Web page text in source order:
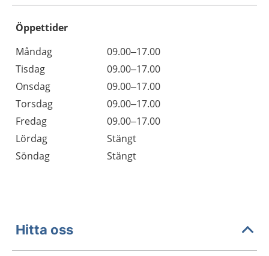
Öppettider
Dag
Öppettider
Kommentarer
Måndag
09.00–17.00
Tisdag
09.00–17.00
Onsdag
09.00–17.00
Torsdag
09.00–17.00
Fredag
09.00–17.00
Lördag
Stängt
Söndag
Stängt
Hitta oss